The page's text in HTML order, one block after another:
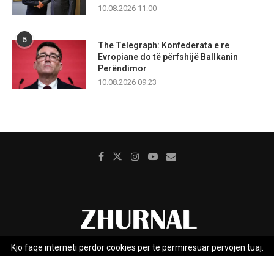
10.08.2026 11:00
5
The Telegraph: Konfederata e re
Evropiane do të përfshijë Ballkanin
Perëndimor
10.08.2026 09:23
Kjo faqe interneti përdor cookies për të përmirësuar përvojën tuaj.